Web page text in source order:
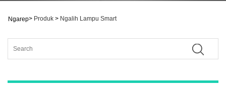
Ngarep> Produk > Ngalih Lampu Smart